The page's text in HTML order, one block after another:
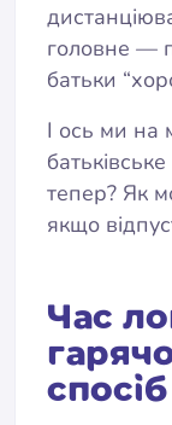
головне —
батьки
І ось ми на
тепер? Як
якщо
Час